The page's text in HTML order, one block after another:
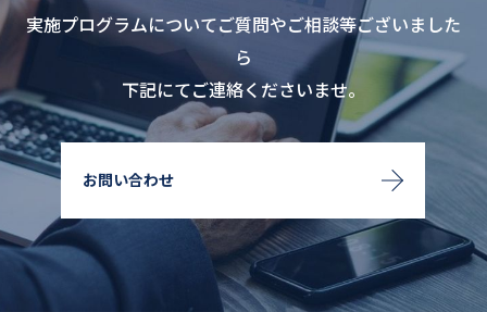
実施プログラムについてご質問やご相談等ございました
ら
下記にてご連絡くださいませ。
お問い合わせ